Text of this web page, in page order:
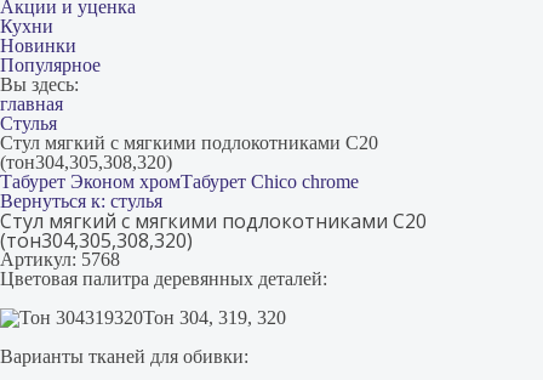
Акции и уценка
Кухни
Новинки
Популярное
Вы здесь:
главная
Стулья
Стул мягкий с мягкими подлокотниками С20
(тон304,305,308,320)
Табурет Эконом хромТабурет Chico chrome
Вернуться к: стулья
Стул мягкий с мягкими подлокотниками С20
(тон304,305,308,320)
Артикул: 5768
Цветовая палитра деревянных деталей:
Тон 304, 319, 320
Варианты тканей для обивки: